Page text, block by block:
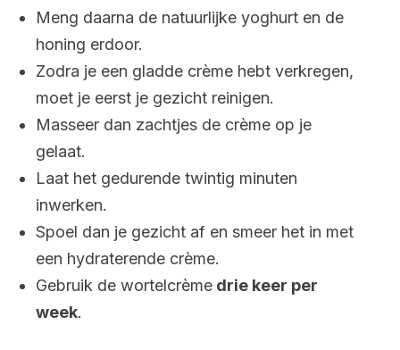
Meng daarna de natuurlijke yoghurt en de
honing erdoor.
Zodra je een gladde crème hebt verkregen,
moet je eerst je gezicht reinigen.
Masseer dan zachtjes de crème op je
gelaat.
Laat het gedurende twintig minuten
inwerken.
Spoel dan je gezicht af en smeer het in met
een hydraterende crème.
Gebruik de wortelcrème drie keer per
week.